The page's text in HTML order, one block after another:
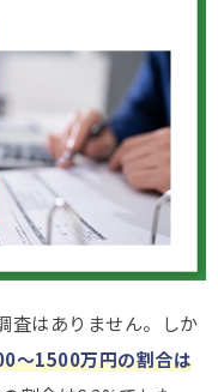
査はありません。しか
～1500万円の割合は